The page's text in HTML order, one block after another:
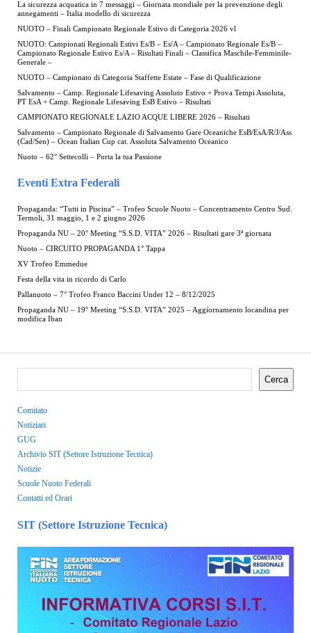
La sicurezza acquatica in 7 messaggi – Giornata mondiale per la prevenzione degli
annegamenti – Italia modello di sicurezza
NUOTO – Finali Campionato Regionale Estivo di Categoria 2026 vl
NUOTO: Campionati Regionali Estivi Es/B – Es/A – Campionato Regionale Es/B –
Campionato Regionale Estivo Es/A – Risultati Finali – Classifica Maschile-Femminile-
Generale –
NUOTO – Campionato di Categoria Staffette Estate – Fase di Qualificazione
Salvamento – Camp. Regionale Lifesaving Assoluto Estivo + Prova Tempi Assoluta,
PT EsA + Camp. Regionale Lifesaving EsB Estivo – Risultati
CAMPIONATO REGIONALE LAZIO ACQUE LIBERE 2026 – Risultati
Salvamento – Campionato Regionale di Salvamento Gare Oceaniche EsB/EsA/R/J/Ass
(Cad/Sen) – Ocean Italian Cup cat. Assoluta Salvamento Oceanico
Nuoto – 62° Settecolli – Porta la tua Passione
Eventi Extra Federali
Propaganda: “Tutti in Piscina” – Trofeo Scuole Nuoto – Concentramento Centro Sud.
Termoli, 31 maggio, 1 e 2 giugno 2026
Propaganda NU – 20° Meeting “S.S.D. VITA” 2026 – Risultati gare 3ª giornata
Nuoto – CIRCUITO PROPAGANDA 1° Tappa
XV Trofeo Emmedue
Festa della vita in ricordo di Carlo
Pallanuoto – 7° Trofeo Franco Baccini Under 12 – 8/12/2025
Propaganda NU – 19° Meeting “S.S.D. VITA” 2025 – Aggiornamento locandina per
modifica Iban
Cerca
Comitato
Notiziari
GUG
Archivio SIT (Settore Istruzione Tecnica)
Notizie
Scuole Nuoto Federali
Contatti ed Orari
SIT (Settore Istruzione Tecnica)